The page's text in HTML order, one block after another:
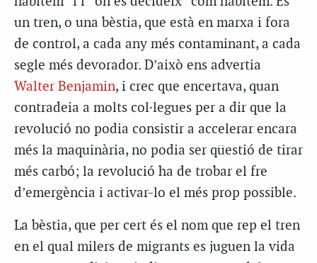
un tren, o una bèstia, que està en marxa i fora
de control, a cada any més contaminant, a cada
segle més devorador. D’això ens advertia
Walter Benjamin, i crec que encertava, quan
contradeia a molts col·legues per a dir que la
revolució no podia consistir a accelerar encara
més la maquinària, no podia ser qüestió de tirar
més carbó; la revolució ha de trobar el fre
d’emergència i activar-lo el més prop possible.
La bèstia, que per cert és el nom que rep el tren
en el qual milers de migrants es juguen la vida